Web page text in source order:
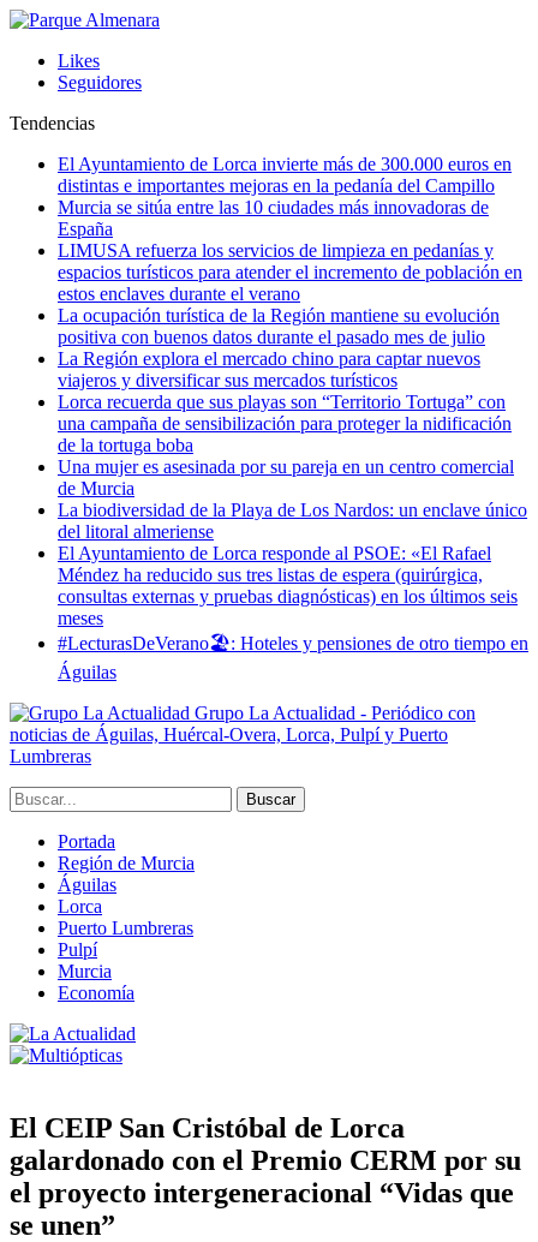
Likes
Seguidores
Tendencias
El Ayuntamiento de Lorca invierte más de 300.000 euros en
distintas e importantes mejoras en la pedanía del Campillo
Murcia se sitúa entre las 10 ciudades más innovadoras de
España
LIMUSA refuerza los servicios de limpieza en pedanías y
espacios turísticos para atender el incremento de población en
estos enclaves durante el verano
La ocupación turística de la Región mantiene su evolución
positiva con buenos datos durante el pasado mes de julio
La Región explora el mercado chino para captar nuevos
viajeros y diversificar sus mercados turísticos
Lorca recuerda que sus playas son “Territorio Tortuga” con
una campaña de sensibilización para proteger la nidificación
de la tortuga boba
Una mujer es asesinada por su pareja en un centro comercial
de Murcia
La biodiversidad de la Playa de Los Nardos: un enclave único
del litoral almeriense
El Ayuntamiento de Lorca responde al PSOE: «El Rafael
Méndez ha reducido sus tres listas de espera (quirúrgica,
consultas externas y pruebas diagnósticas) en los últimos seis
meses
#LecturasDeVerano🏖: Hoteles y pensiones de otro tiempo en
Águilas
Grupo La Actualidad - Periódico con
noticias de Águilas, Huércal-Overa, Lorca, Pulpí y Puerto
Lumbreras
Portada
Región de Murcia
Águilas
Lorca
Puerto Lumbreras
Pulpí
Murcia
Economía
El CEIP San Cristóbal de Lorca
galardonado con el Premio CERM por su
el proyecto intergeneracional “Vidas que
se unen”